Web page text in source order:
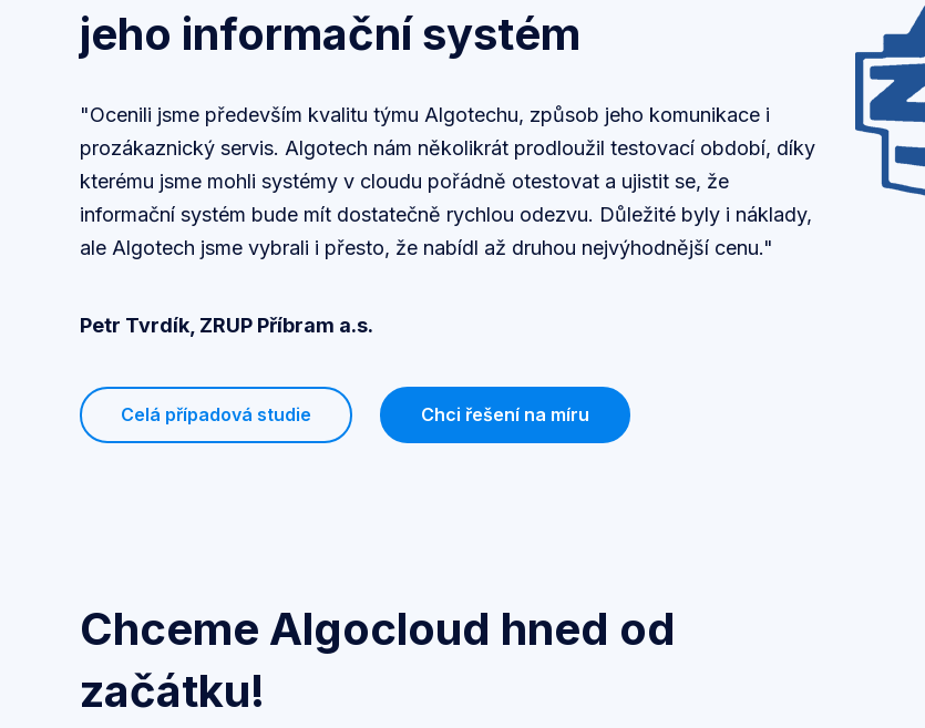
jeho informační systém
"Ocenili jsme především kvalitu týmu Algotechu, způsob jeho komunikace i
prozákaznický servis. Algotech nám několikrát prodloužil testovací období, díky
kterému jsme mohli systémy v cloudu pořádně otestovat a ujistit se, že
informační systém bude mít dostatečně rychlou odezvu. Důležité byly i náklady,
ale Algotech jsme vybrali i přesto, že nabídl až druhou nejvýhodnější cenu."
Petr Tvrdík, ZRUP Příbram a.s.
Celá případová studie Chci řešení na míru
Chceme Algocloud hned od
začátku!